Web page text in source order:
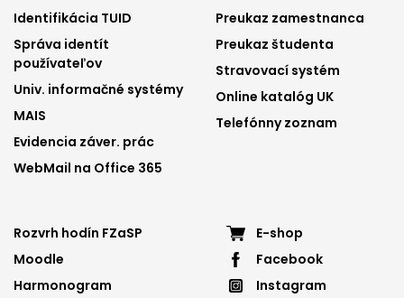
Footer
menu
1
Identifikácia TUID
Správa identít
používateľov
Univ. informačné systémy
MAIS
Evidencia záver. prác
WebMail na Office 365
Footer
menu
2
Preukaz zamestnanca
Preukaz študenta
Stravovací systém
Online katalóg UK
Telefónny zoznam
Footer
menu
Rozvrh hodín FZaSP
Moodle
Harmonogram
Footer
menu
E-shop
Facebook
Instagram